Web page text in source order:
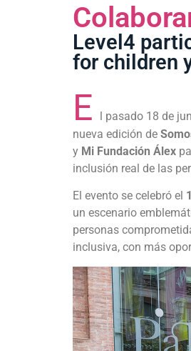
Level4
for children
E
l pasado 18 de
nueva edición de
y Mi Fundación Álex
inclusión real de las
El evento se celebró el
un escenario
personas
inclusiva, con más